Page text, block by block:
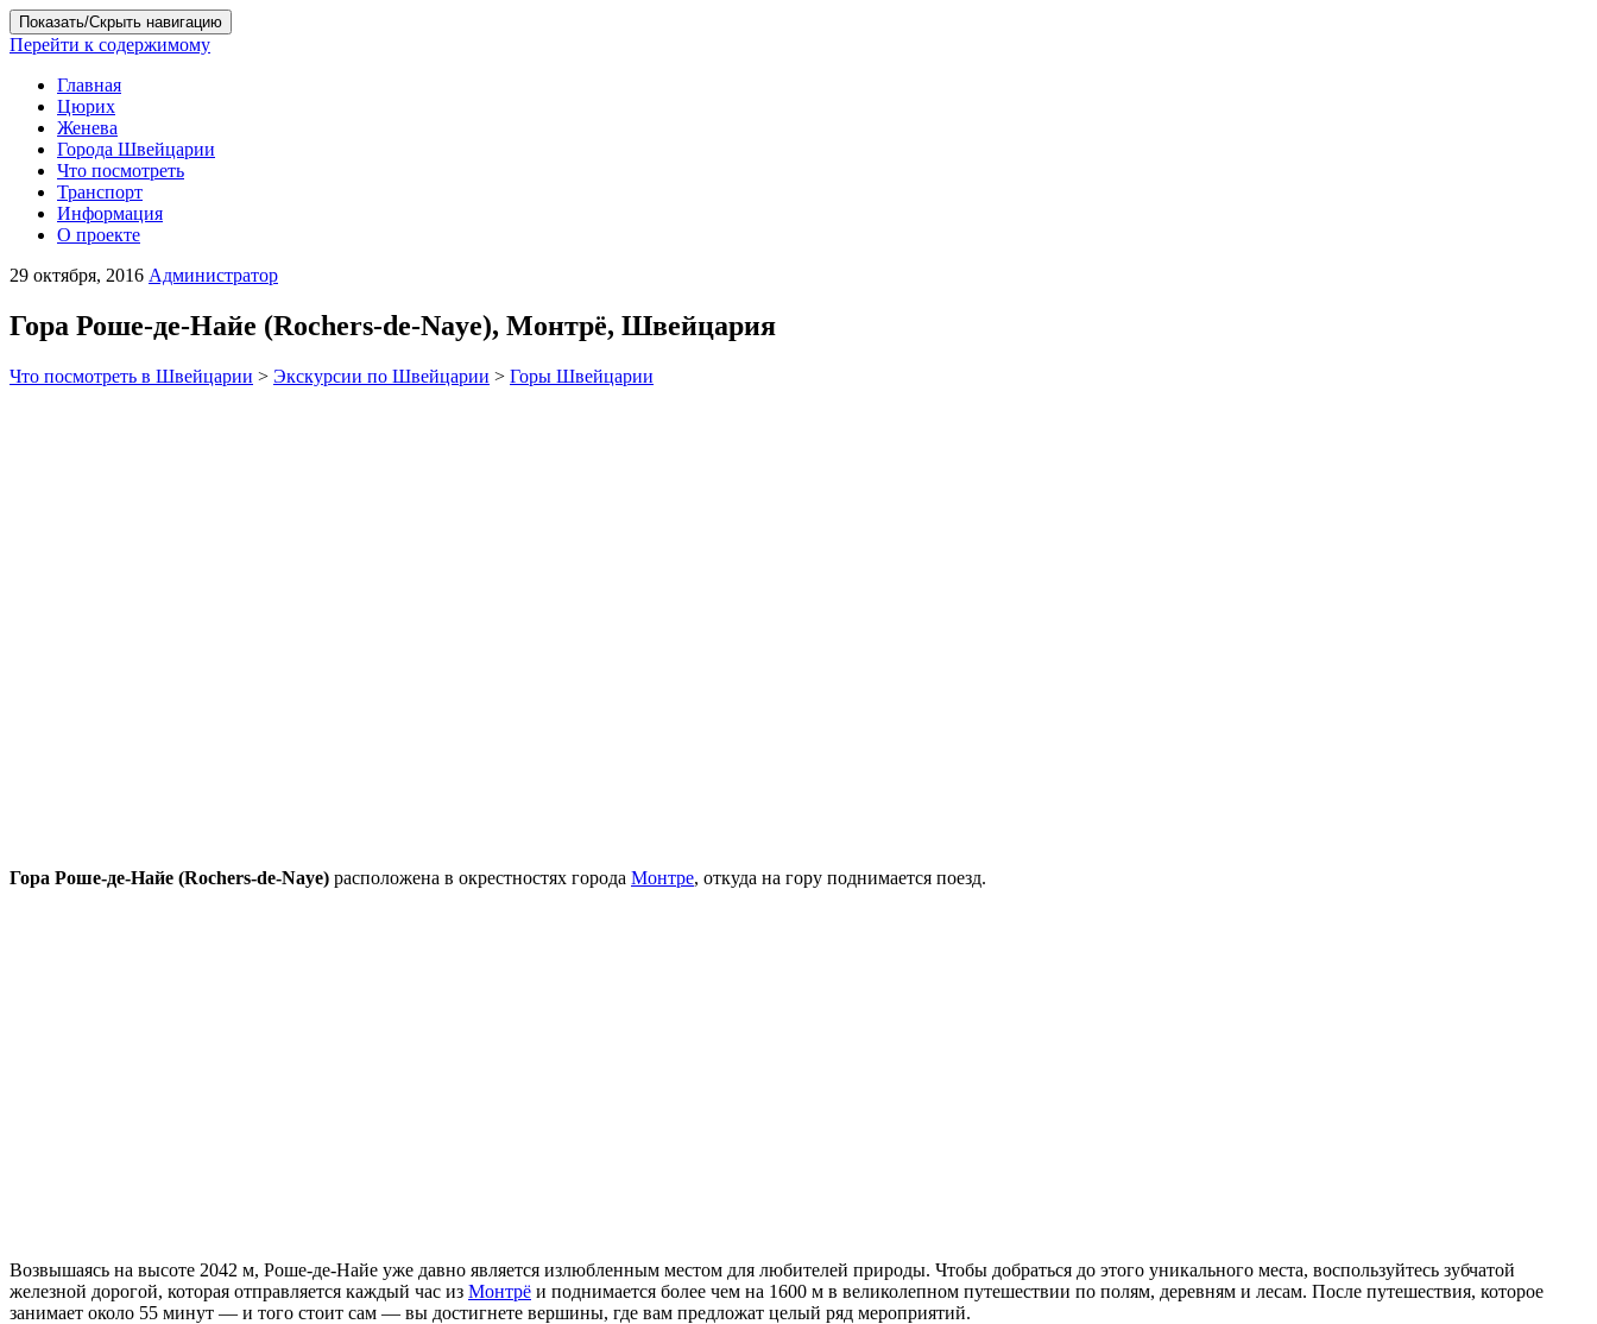
Показать/Скрыть навигацию
Перейти к содержимому
Главная
Цюрих
Женева
Города Швейцарии
Что посмотреть
Транспорт
Информация
О проекте
29 октября, 2016 Администратор
Гора Роше-де-Найе (Rochers-de-Naye), Монтрё, Швейцария
Что посмотреть в Швейцарии > Экскурсии по Швейцарии > Горы Швейцарии
Гора Роше-де-Найе (Rochers-de-Naye) расположена в окрестностях города Монтре, откуда на гору поднимается поезд.
Возвышаясь на высоте 2042 м, Роше-де-Найе уже давно является излюбленным местом для любителей природы. Чтобы добраться до этого уникального места, воспользуйтесь зубчатой
железной дорогой, которая отправляется каждый час из Монтрё и поднимается более чем на 1600 м в великолепном путешествии по полям, деревням и лесам. После путешествия, которое
занимает около 55 минут — и того стоит сам — вы достигнете вершины, где вам предложат целый ряд мероприятий.